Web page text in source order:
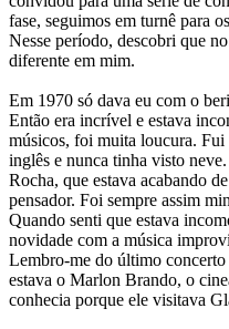
fase, seguimos em turnê para
Nesse período, descobri que
diferente em mim.
Em 1970 só dava eu com o
Então era incrível e estava
músicos, foi muita loucura.
inglês e nunca tinha visto
Rocha, que estava acabando
pensador. Foi sempre assim
Quando senti que estava
novidade com a música
Lembro-me do último
estava o Marlon Brando, o
conhecia porque ele visitava